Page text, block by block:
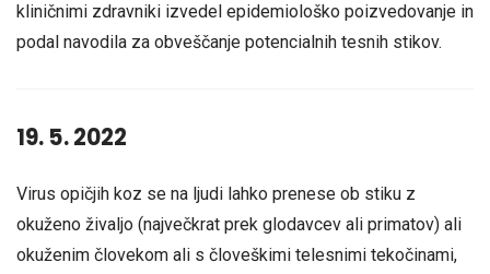
kliničnimi zdravniki izvedel epidemiološko poizvedovanje in
podal navodila za obveščanje potencialnih tesnih stikov.
19. 5. 2022
Virus opičjih koz se na ljudi lahko prenese ob stiku z
okuženo živaljo (največkrat prek glodavcev ali primatov) ali
okuženim človekom ali s človeškimi telesnimi tekočinami,